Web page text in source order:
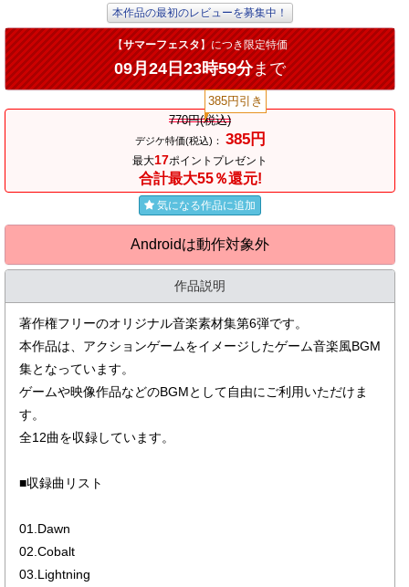
本作品の最初のレビューを募集中！
【サマーフェスタ】につき限定特価
09月24日23時59分まで
770円(税込)
385円引き
デジケ特価(税込)： 385円
最大17ポイントプレゼント
合計最大55％還元!
気になる作品に追加
Androidは動作対象外
作品説明
著作権フリーのオリジナル音楽素材集第6弾です。
本作品は、アクションゲームをイメージしたゲーム音楽風BGM
集となっています。
ゲームや映像作品などのBGMとして自由にご利用いただけま
す。
全12曲を収録しています。
■収録曲リスト
01.Dawn
02.Cobalt
03.Lightning